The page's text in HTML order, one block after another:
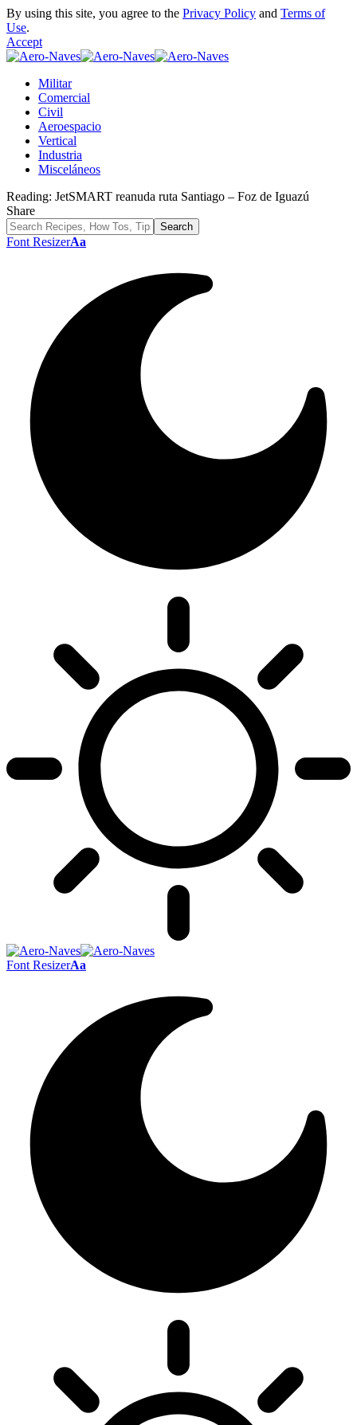
By using this site, you agree to the Privacy Policy and Terms of
Use.
Accept
Militar
Comercial
Civil
Aeroespacio
Vertical
Industria
Misceláneos
Reading: JetSMART reanuda ruta Santiago – Foz de Iguazú
Share
Font ResizerAa
Font ResizerAa